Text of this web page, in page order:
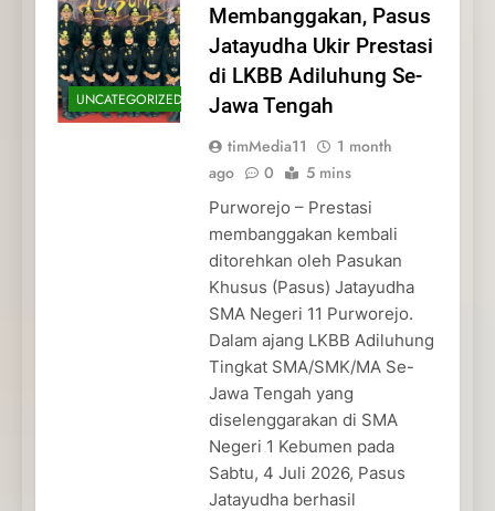
UNCATEGORIZED
Membanggakan, Pasus
Jatayudha Ukir Prestasi
di LKBB Adiluhung Se-
Jawa Tengah
timMedia11
1 month
ago
0 5 mins
Purworejo – Prestasi
membanggakan kembali
ditorehkan oleh Pasukan
Khusus (Pasus) Jatayudha
SMA Negeri 11 Purworejo.
Dalam ajang LKBB Adiluhung
Tingkat SMA/SMK/MA Se-
Jawa Tengah yang
diselenggarakan di SMA
Negeri 1 Kebumen pada
Sabtu, 4 Juli 2026, Pasus
Jatayudha berhasil